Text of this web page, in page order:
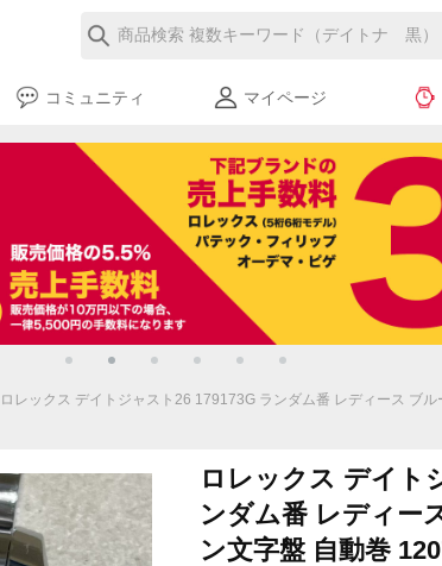
コミュニティ マイページ
ロレックス デイトジャスト26 179173G ランダム番 レディース ブ
ロレックス デイト
ンダム番 レディー
ン文字盤 自動巻